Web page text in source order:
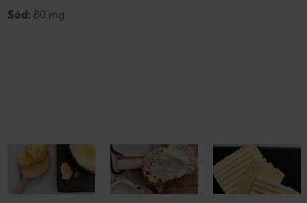
Sód: 80 mg